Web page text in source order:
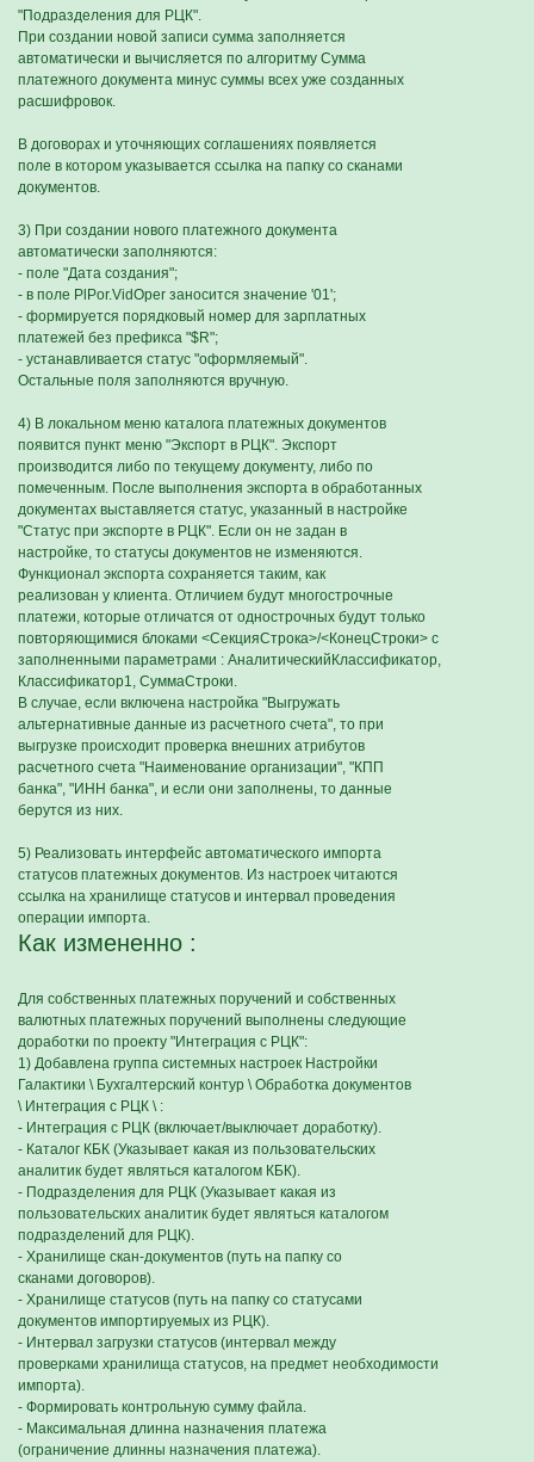
"Подразделения для РЦК".
При создании новой записи сумма заполняется
автоматически и вычисляется по алгоритму Сумма
платежного документа минус суммы всех уже созданных
расшифровок.
В договорах и уточняющих соглашениях появляется
поле в котором указывается ссылка на папку со сканами
документов.
3) При создании нового платежного документа
автоматически заполняются:
- поле "Дата создания";
- в поле PlPor.VidOper заносится значение '01';
- формируется порядковый номер для зарплатных
платежей без префикса "$R";
- устанавливается статус "оформляемый".
Остальные поля заполняются вручную.
4) В локальном меню каталога платежных документов
появится пункт меню "Экспорт в РЦК". Экспорт
производится либо по текущему документу, либо по
помеченным. После выполнения экспорта в обработанных
документах выставляется статус, указанный в настройке
"Статус при экспорте в РЦК". Если он не задан в
настройке, то статусы документов не изменяются.
Функционал экспорта сохраняется таким, как
реализован у клиента. Отличием будут многострочные
платежи, которые отличатся от однострочных будут только
повторяющимися блоками <СекцияСтрока>/<КонецСтроки> с
заполненными параметрами : АналитическийКлассификатор,
Классификатор1, СуммаСтроки.
В случае, если включена настройка "Выгружать
альтернативные данные из расчетного счета", то при
выгрузке происходит проверка внешних атрибутов
расчетного счета "Наименование организации", "КПП
банка", "ИНН банка", и если они заполнены, то данные
берутся из них.
5) Реализовать интерфейс автоматического импорта
статусов платежных документов. Из настроек читаются
ссылка на хранилище статусов и интервал проведения
операции импорта.
Как измененно :
Для собственных платежных поручений и собственных
валютных платежных поручений выполнены следующие
доработки по проекту "Интеграция с РЦК":
1) Добавлена группа системных настроек Настройки
Галактики \ Бухгалтерский контур \ Обработка документов
\ Интеграция с РЦК \ :
- Интеграция с РЦК (включает/выключает доработку).
- Каталог КБК (Указывает какая из пользовательских
аналитик будет являться каталогом КБК).
- Подразделения для РЦК (Указывает какая из
пользовательских аналитик будет являться каталогом
подразделений для РЦК).
- Хранилище скан-документов (путь на папку со
сканами договоров).
- Хранилище статусов (путь на папку со статусами
документов импортируемых из РЦК).
- Интервал загрузки статусов (интервал между
проверками хранилища статусов, на предмет необходимости
импорта).
- Формировать контрольную сумму файла.
- Максимальная длинна назначения платежа
(ограничение длинны назначения платежа).